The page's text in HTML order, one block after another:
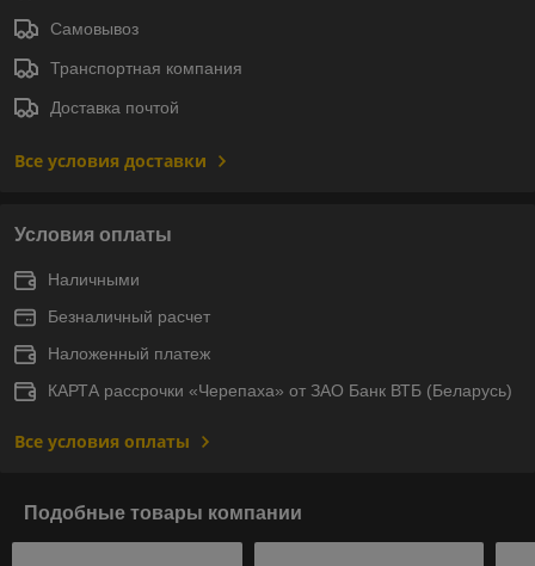
Самовывоз
Транспортная компания
Доставка почтой
Все условия доставки
Условия оплаты
Наличными
Безналичный расчет
Наложенный платеж
КАРТА рассрочки «Черепаха» от ЗАО Банк ВТБ (Беларусь)
Все условия оплаты
Подобные товары компании